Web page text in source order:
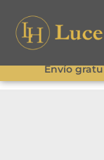
Envío